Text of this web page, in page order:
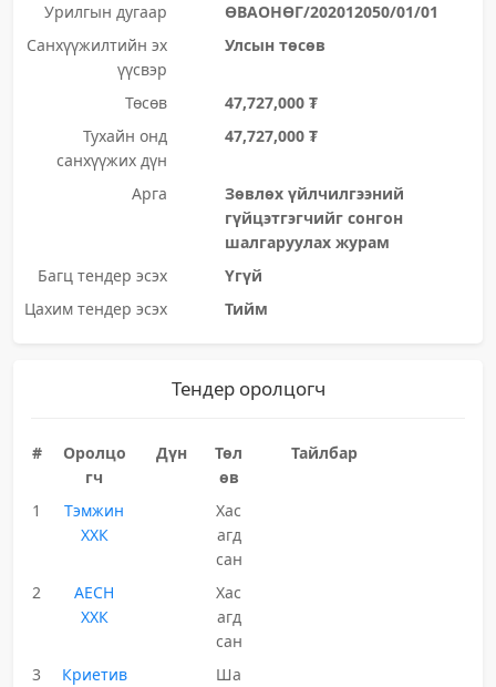
Урилгын дугаар
ӨВАОНӨГ/202012050/01/01
Санхүүжилтийн эх
үүсвэр
Улсын төсөв
Төсөв
47,727,000 ₮
Тухайн онд
санхүүжих дүн
47,727,000 ₮
Арга
Зөвлөх үйлчилгээний
гүйцэтгэгчийг сонгон
шалгаруулах журам
Багц тендер эсэх
Үгүй
Цахим тендер эсэх
Тийм
Тендер оролцогч
#
Оролцо
гч
Дүн
Төл
өв
Тайлбар
1
Тэмжин
ХХК
Хас
агд
сан
2
АЕСН
ХХК
Хас
агд
сан
3
Криетив
Ша